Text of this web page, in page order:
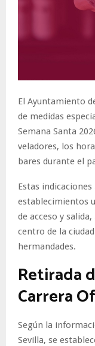
El Ayuntamiento
de medidas
Semana Santa
veladores, los
bares durante el
Estas
establecimientos
de acceso y
centro de la
hermandades.
Retirada
Carrera
Según la
Sevilla, se